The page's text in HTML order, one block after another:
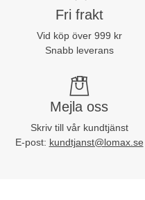
Fri frakt
Vid köp över 999 kr
Snabb leverans
Mejla oss
Skriv till vår kundtjänst
E-post: kundtjanst@lomax.se